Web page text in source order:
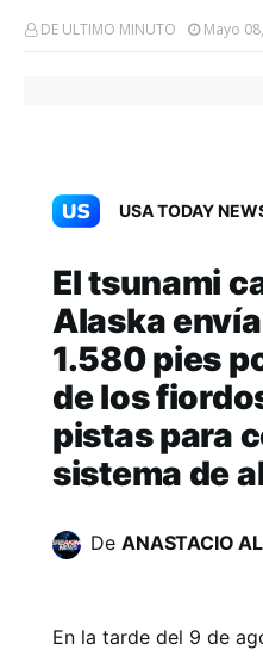
DE ULTIMO MINUTO Mayo
USA TODAY
El tsunami
Alaska
1.580 pies
de los
pistas para
sistema de
De ANASTACIO
En la tarde del 9 de